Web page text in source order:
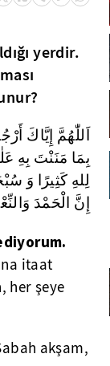
yerdir.
اَللّٰهُمَّ إِيَّاكَ
بِمَا مَنَنْتَ بِهِ
لِلهِ كَثِيرًا وَ
إِنَّ الْحَمْدَ
itaat
her şeye
akşam,